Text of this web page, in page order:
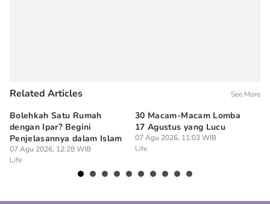
Related Articles See More
Bolehkah Satu Rumah
dengan Ipar? Begini
Penjelasannya dalam Islam
07 Agu 2026, 12:28 WIB
Life
30 Macam-Macam Lomba
17 Agustus yang Lucu
07 Agu 2026, 11:03 WIB
Life